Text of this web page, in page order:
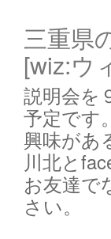
三重県
[wiz:ウ
説明会を
予定です。
興味があ
川北と
お友達で
さい。